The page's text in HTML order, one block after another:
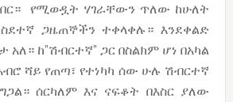
የሚወዷት ሃገራቸውን ጥለው ከሁለት
ጋዜጠኞችን ተቀላቀሉ። እንደቀልድ
ከ”ሽብርተኛ” ጋር በስልክም ሆነ በአካል
ሻይ የጠጣ፣ የተነካካ ሰው ሁሉ ሽብርተኛ
ሰርካለም እና ናፍቆት በእስር ያለው